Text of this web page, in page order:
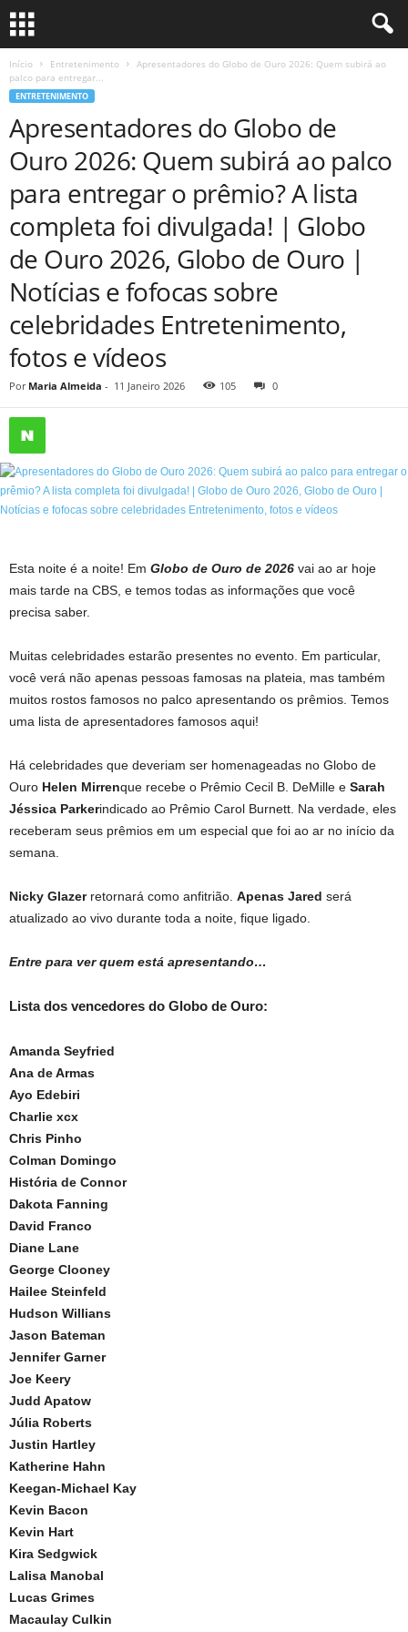
Início Entretenimento
Apresentadores do Globo de Ouro 2026: Quem subirá ao
palco para entregar...
ENTRETENIMENTO
Apresentadores do Globo de
Ouro 2026: Quem subirá ao palco
para entregar o prêmio? A lista
completa foi divulgada! | Globo
de Ouro 2026, Globo de Ouro |
Notícias e fofocas sobre
celebridades Entretenimento,
fotos e vídeos
Por Maria Almeida - 11 Janeiro 2026 105 0
Esta noite é a noite! Em Globo de Ouro de 2026 vai ao ar hoje
mais tarde na CBS, e temos todas as informações que você
precisa saber.
Muitas celebridades estarão presentes no evento. Em particular,
você verá não apenas pessoas famosas na plateia, mas também
muitos rostos famosos no palco apresentando os prêmios. Temos
uma lista de apresentadores famosos aqui!
Há celebridades que deveriam ser homenageadas no Globo de
Ouro Helen Mirrenque recebe o Prêmio Cecil B. DeMille e Sarah
Jéssica Parkerindicado ao Prêmio Carol Burnett. Na verdade, eles
receberam seus prêmios em um especial que foi ao ar no início da
semana.
Nicky Glazerretornará como anfitrião. Apenas Jared será
atualizado ao vivo durante toda a noite, fique ligado.
Entre para ver quem está apresentando…
Lista dos vencedores do Globo de Ouro:
Amanda Seyfried
Ana de Armas
Ayo Edebiri
Charlie xcx
Chris Pinho
Colman Domingo
História de Connor
Dakota Fanning
David Franco
Diane Lane
George Clooney
Hailee Steinfeld
Hudson Willians
Jason Bateman
Jennifer Garner
Joe Keery
Judd Apatow
Júlia Roberts
Justin Hartley
Katherine Hahn
Keegan-Michael Kay
Kevin Bacon
Kevin Hart
Kira Sedgwick
Lalisa Manobal
Lucas Grimes
Macaulay Culkin